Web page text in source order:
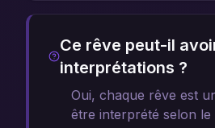
Ce rêve peut-il
interprétations ?
Oui, chaque rêve est
être interprété selon le